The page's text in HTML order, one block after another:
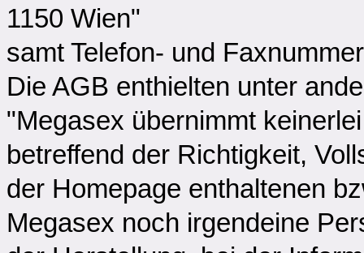
1150 Wien"
samt Telefon- und
Die AGB enthielten unter
"Megasex übernimmt
betreffend der Richtigkeit,
der Homepage enthaltenen
Megasex noch irgendeine